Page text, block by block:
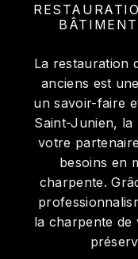
La restauration
anciens est
un savoir-faire
Saint-Junien, la
votre
besoins en
charpente.
la charpente